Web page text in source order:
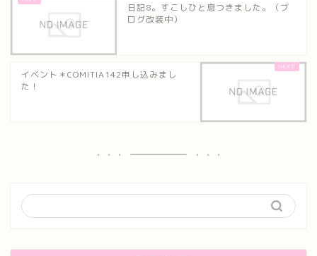
日記8。すこしひと息つきました。（ブ
ログ改装中）
イベント＊COMITIA142申し込みまし
た！